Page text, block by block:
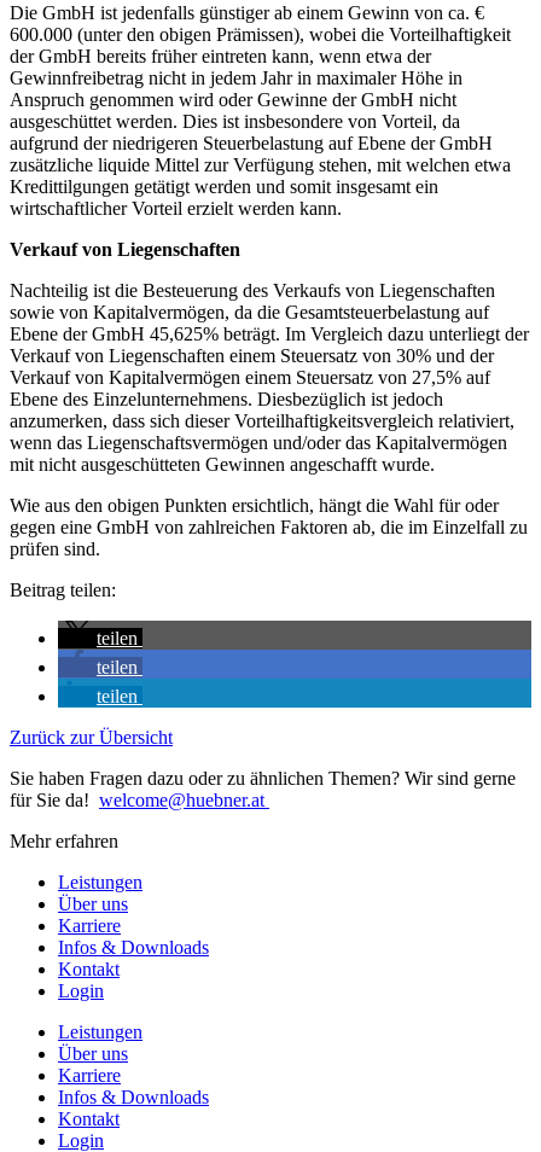
Die GmbH ist jedenfalls günstiger ab einem Gewinn von ca. €
600.000 (unter den obigen Prämissen), wobei die Vorteilhaftigkeit
der GmbH bereits früher eintreten kann, wenn etwa der
Gewinnfreibetrag nicht in jedem Jahr in maximaler Höhe in
Anspruch genommen wird oder Gewinne der GmbH nicht
ausgeschüttet werden. Dies ist insbesondere von Vorteil, da
aufgrund der niedrigeren Steuerbelastung auf Ebene der GmbH
zusätzliche liquide Mittel zur Verfügung stehen, mit welchen etwa
Kredittilgungen getätigt werden und somit insgesamt ein
wirtschaftlicher Vorteil erzielt werden kann.
Verkauf von Liegenschaften
Nachteilig ist die Besteuerung des Verkaufs von Liegenschaften
sowie von Kapitalvermögen, da die Gesamtsteuerbelastung auf
Ebene der GmbH 45,625% beträgt. Im Vergleich dazu unterliegt der
Verkauf von Liegenschaften einem Steuersatz von 30% und der
Verkauf von Kapitalvermögen einem Steuersatz von 27,5% auf
Ebene des Einzelunternehmens. Diesbezüglich ist jedoch
anzumerken, dass sich dieser Vorteilhaftigkeitsvergleich relativiert,
wenn das Liegenschaftsvermögen und/oder das Kapitalvermögen
mit nicht ausgeschütteten Gewinnen angeschafft wurde.
Wie aus den obigen Punkten ersichtlich, hängt die Wahl für oder
gegen eine GmbH von zahlreichen Faktoren ab, die im Einzelfall zu
prüfen sind.
Beitrag teilen:
teilen
teilen
teilen
Zurück zur Übersicht
Sie haben Fragen dazu oder zu ähnlichen Themen? Wir sind gerne
für Sie da! welcome@huebner.at
Mehr erfahren
Leistungen
Über uns
Karriere
Infos & Downloads
Kontakt
Login
Leistungen
Über uns
Karriere
Infos & Downloads
Kontakt
Login